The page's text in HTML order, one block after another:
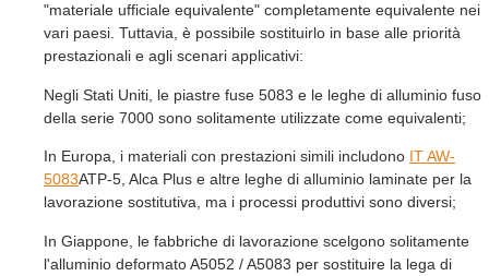
"materiale ufficiale equivalente" completamente equivalente nei
vari paesi. Tuttavia, è possibile sostituirlo in base alle priorità
prestazionali e agli scenari applicativi:
Negli Stati Uniti, le piastre fuse 5083 e le leghe di alluminio fuso
della serie 7000 sono solitamente utilizzate come equivalenti;
In Europa, i materiali con prestazioni simili includono IT AW-
5083ATP-5, Alca Plus e altre leghe di alluminio laminate per la
lavorazione sostitutiva, ma i processi produttivi sono diversi;
In Giappone, le fabbriche di lavorazione scelgono solitamente
l'alluminio deformato A5052 / A5083 per sostituire la lega di